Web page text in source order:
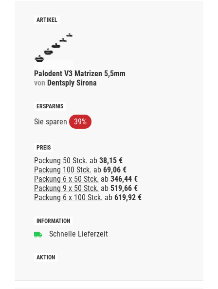
Palodent V3 Matrizen 5,5mm
von Dentsply Sirona
Sie sparen 39%
Packung 50 Stck. ab 38,15 €
Packung 100 Stck. ab 69,06 €
Packung 6 x 50 Stck. ab 346,44 €
Packung 9 x 50 Stck. ab 519,66 €
Packung 6 x 100 Stck. ab 619,92 €
Schnelle Lieferzeit